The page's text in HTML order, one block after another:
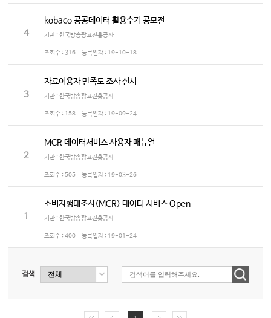
4
kobaco 공공데이터 활용수기 공모전
기관 : 한국방송광고진흥공사
조회수 : 316 등록일자 : 19-10-18
3
자료이용자 만족도 조사 실시
기관 : 한국방송광고진흥공사
조회수 : 158 등록일자 : 19-09-24
2
MCR 데이터서비스 사용자 매뉴얼
기관 : 한국방송광고진흥공사
조회수 : 505 등록일자 : 19-03-26
1
소비자행태조사(MCR) 데이터 서비스 Open
기관 : 한국방송광고진흥공사
조회수 : 400 등록일자 : 19-01-24
검색